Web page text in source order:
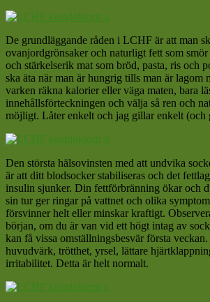
De grundläggande råden i LCHF är att man
ovanjordgrönsaker och naturligt fett som
och stärkelserik mat som bröd, pasta, ris och
ska äta när man är hungrig tills man är lagom
varken räkna kalorier eller väga maten, bara
innehållsförteckningen och välja så ren och
möjligt. Låter enkelt och jag gillar enkelt (och
Den största hälsovinsten med att undvika
är att ditt blodsocker stabiliseras och det
insulin sjunker. Din fettförbränning ökar och
sin tur ger ringar på vattnet och olika
försvinner helt eller minskar kraftigt.
början, om du är van vid ett högt intag av
kan få vissa omställningsbesvär första
huvudvärk, trötthet, yrsel, lättare
irritabilitet. Detta är helt normalt.